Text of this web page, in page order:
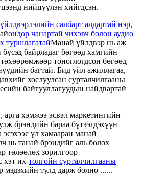
нийцүүлэн хийгдсэн.
салбарт алдартай нэр,
өндөр чанартай чихэвч болон аудио
туршлагатайМанай үйлдвэр нь аж
байрладаг бөгөөд хамгийн
тоноглогдсон бөгөөд
багтай. Бид үйл ажиллагаа,
хослуулсан сурталчилгааны
байгууллагуудын найдвартай
арга хэмжээ эсвэл маркетингийн
брэндийн бараа бүтээгдэхүүн
эсэхээс үл хамааран манай
нь танай брэндийг аль болох
төлөөлөх зорилгоор
хэт их-толгойн сурталчилгааны
мэдэхийн тулд дарж болно ......